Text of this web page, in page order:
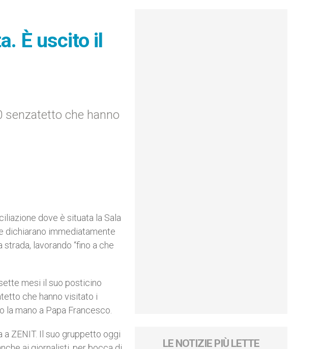
È uscito il
senzatetto che hanno
dove è situata la Sala
dichiarano immediatamente
lavorando “fino a che
mesi il suo posticino
che hanno visitato i
mano a Papa Francesco.
ZENIT. Il suo gruppetto oggi
LE NOTIZIE PIÙ LETTE